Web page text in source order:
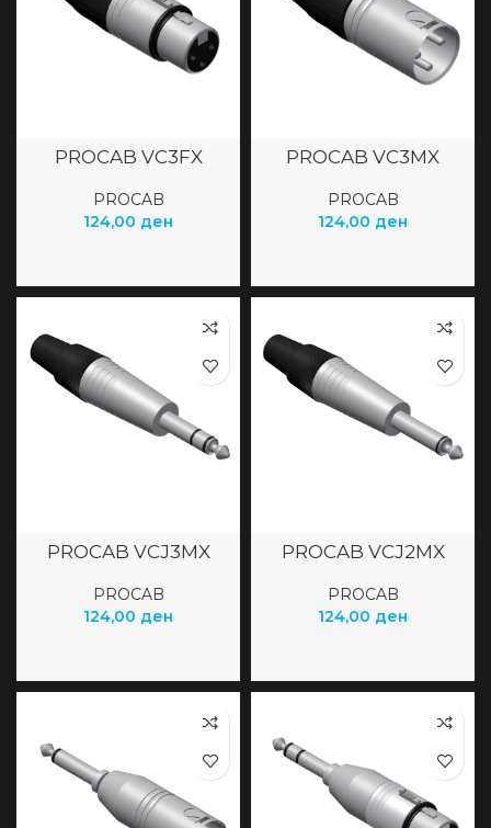
PROCAB VC3FX
PROCAB
124,00 ден
PROCAB VC3MX
PROCAB
124,00 ден
PROCAB VCJ3MX
PROCAB
124,00 ден
PROCAB VCJ2MX
PROCAB
124,00 ден